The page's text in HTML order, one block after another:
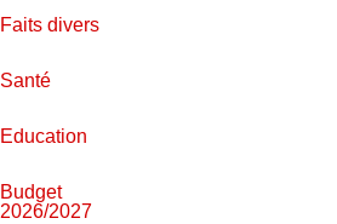
Faits divers
Santé
Education
Budget
2026/2027